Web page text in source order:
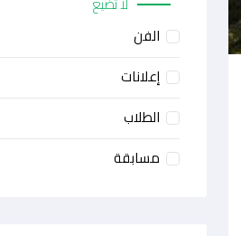
الفن
إعلانات
الطلاب
مسابقة